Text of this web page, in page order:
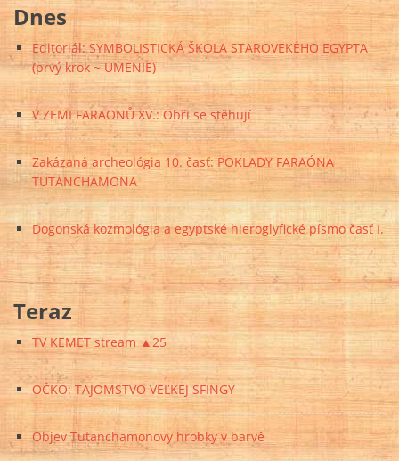
Dnes
Editoriál: SYMBOLISTICKÁ ŠKOLA STAROVEKÉHO EGYPTA
(prvý krok ~ UMENIE)
V ZEMI FARAONŮ XV.: Obři se stěhují
Zakázaná archeológia 10. časť: POKLADY FARAÓNA
TUTANCHAMONA
Dogonská kozmológia a egyptské hieroglyfické písmo časť I.
Teraz
TV KEMET stream ▲25
OČKO: TAJOMSTVO VEĽKEJ SFINGY
Objev Tutanchamonovy hrobky v barvě